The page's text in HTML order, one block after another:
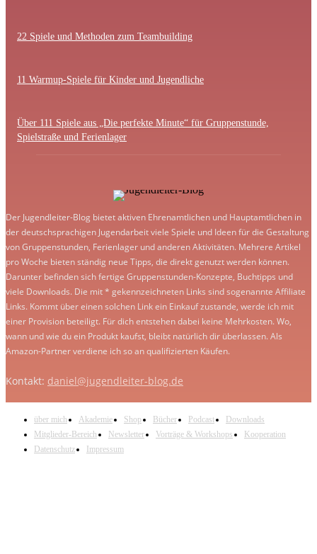
22 Spiele und Methoden zum Teambuilding
11 Warmup-Spiele für Kinder und Jugendliche
Über 111 Spiele aus „Die perfekte Minute“ für Gruppenstunde,
Spielstraße und Ferienlager
Der Jugendleiter-Blog bietet aktiven Ehrenamtlichen und Hauptamtlichen in
der deutschsprachigen Jugendarbeit viele Spiele und Ideen für die Gestaltung
von Gruppenstunden, Ferienlager und anderen Aktivitäten. Mehrere Artikel
pro Woche bieten ständig neue Tipps, die direkt genutzt werden können.
Darunter befinden sich fertige Gruppenstunden-Konzepte, Buchtipps und
viele Downloads. Die mit * gekennzeichneten Links sind sogenannte Affiliate
Links. Kommt über einen solchen Link ein Einkauf zustande, werde ich mit
einer Provision beteiligt. Für dich entstehen dabei keine Mehrkosten. Wo,
wann und wie du ein Produkt kaufst, bleibt natürlich dir überlassen. Als
Amazon-Partner verdiene ich so an qualifizierten Käufen.
Kontakt: daniel@jugendleiter-blog.de
über mich Akademie Shop Bücher Podcast
Downloads
Mitglieder-Bereich
Newsletter Vorträge & Workshops
Kooperation
Datenschutz
Impressum